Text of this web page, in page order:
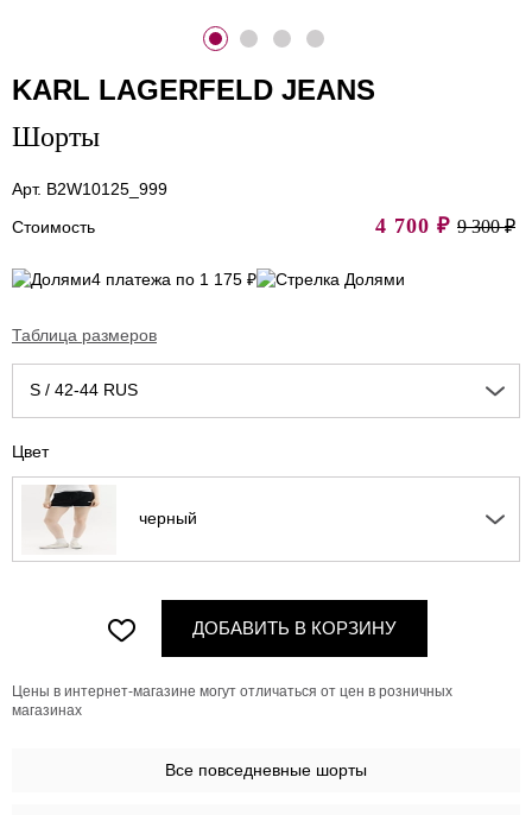
KARL LAGERFELD JEANS
Шорты
Арт. B2W10125_999
Стоимость
4 700 ₽ 9 300 ₽
4 платежа по 1 175 ₽
Таблица размеров
S / 42-44 RUS
Цвет
черный
ДОБАВИТЬ В КОРЗИНУ
Цены в интернет-магазине могут отличаться от цен в розничных
магазинах
Все повседневные шорты